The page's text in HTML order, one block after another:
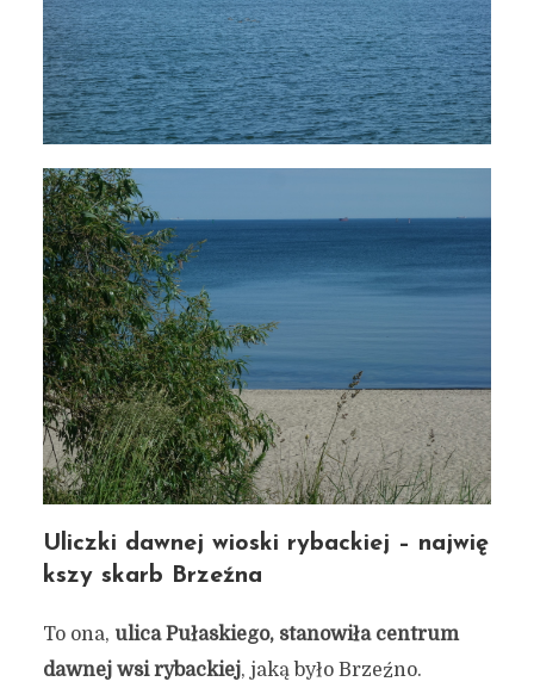
Uliczki dawnej wioski rybackiej – najwię
kszy skarb Brzeźna
To ona, ulica Pułaskiego, stanowiła centrum
dawnej wsi rybackiej, jaką było Brzeźno.